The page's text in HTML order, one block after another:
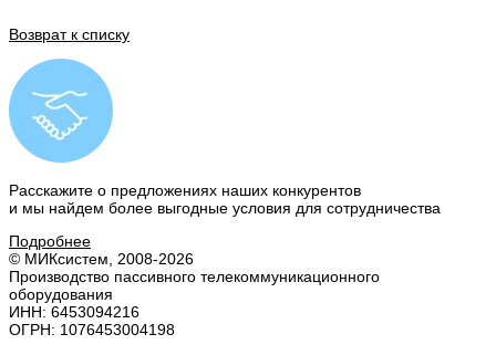
Возврат к списку
Расскажите о предложениях наших конкурентов
и мы найдем более выгодные условия для сотрудничества
Подробнее
© МИКсистем, 2008-2026
Производство пассивного телекоммуникационного
оборудования
ИНН: 6453094216
ОГРН: 1076453004198